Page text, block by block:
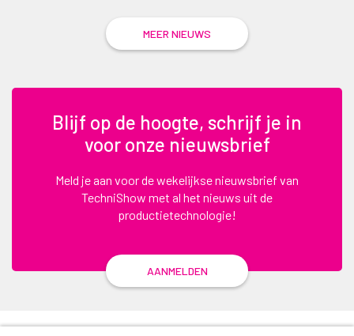
MEER NIEUWS
Blijf op de hoogte, schrijf je in
voor onze nieuwsbrief
Meld je aan voor de wekelijkse nieuwsbrief van
TechniShow met al het nieuws uit de
productietechnologie!
AANMELDEN